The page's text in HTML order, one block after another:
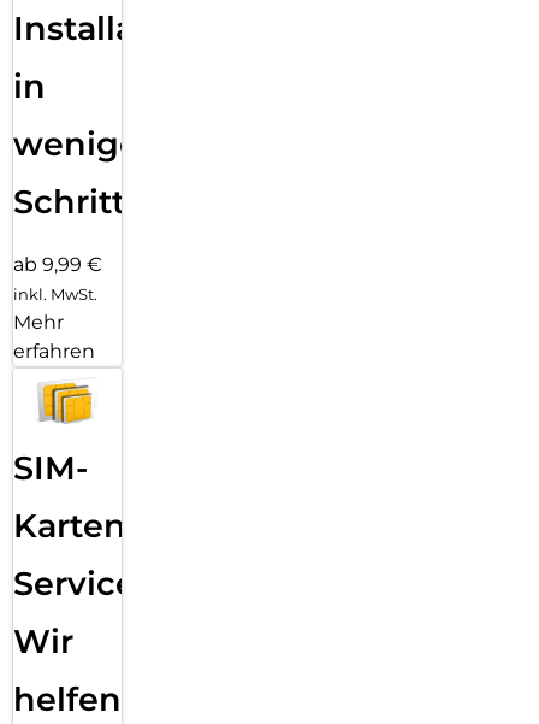
Installation
in
wenigen
Schritten
ab 9,99 €
inkl. MwSt.
Mehr
erfahren
SIM-
Karten
Service:
Wir
helfen